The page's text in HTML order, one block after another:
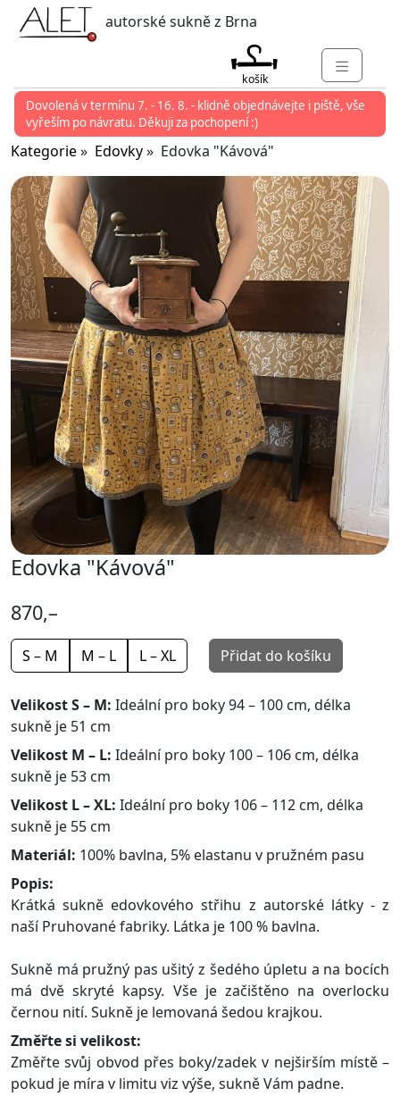
autorské sukně z Brna
košík
KATEGORIE
MARKETY
KONTAKT
O ALET
PŘIHLÁSIT
Dovolená v termínu 7. - 16. 8. - klidně objednávejte i piště, vše
vyřeším po návratu. Děkuji za pochopení :)
Kategorie» Edovky» Edovka "Kávová"
Edovka "Kávová"
870,–
S – M M – L L – XL Přidat do košíku
Velikost S – M: Ideální pro boky 94 – 100 cm, délka
sukně je 51 cm
Velikost M – L: Ideální pro boky 100 – 106 cm, délka
sukně je 53 cm
Velikost L – XL: Ideální pro boky 106 – 112 cm, délka
sukně je 55 cm
Materiál: 100% bavlna, 5% elastanu v pružném pasu
Popis:
Krátká sukně edovkového střihu z autorské látky - z
naší Pruhované fabriky. Látka je 100 % bavlna.
Sukně má pružný pas ušitý z šedého úpletu a na bocích
má dvě skryté kapsy. Vše je začištěno na overlocku
černou nití. Sukně je lemovaná šedou krajkou.
Změřte si velikost:
Změřte svůj obvod přes boky/zadek v nejširším místě –
pokud je míra v limitu viz výše, sukně Vám padne.